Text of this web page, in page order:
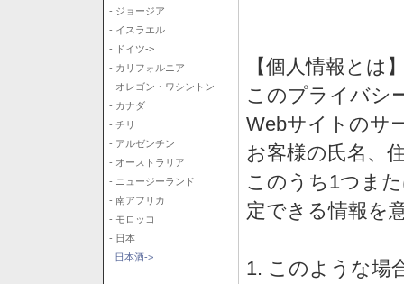
- ジョージア
- イスラエル
- ドイツ->
- カリフォルニア
- オレゴン・ワシントン
- カナダ
- チリ
- アルゼンチン
- オーストラリア
- ニュージーランド
- 南アフリカ
- モロッコ
- 日本
日本酒->
【個人情報とは
このプライバシ
Webサイトのサ
お客様の氏名、
このうち1つま
定できる情報を
1. このような場